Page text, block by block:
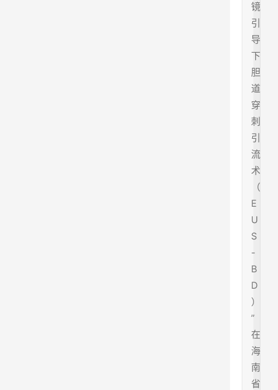
镜
引
导
下
胆
道
穿
刺
引
流
术
（
E
U
S
-
B
D
）
”
在
海
南
省